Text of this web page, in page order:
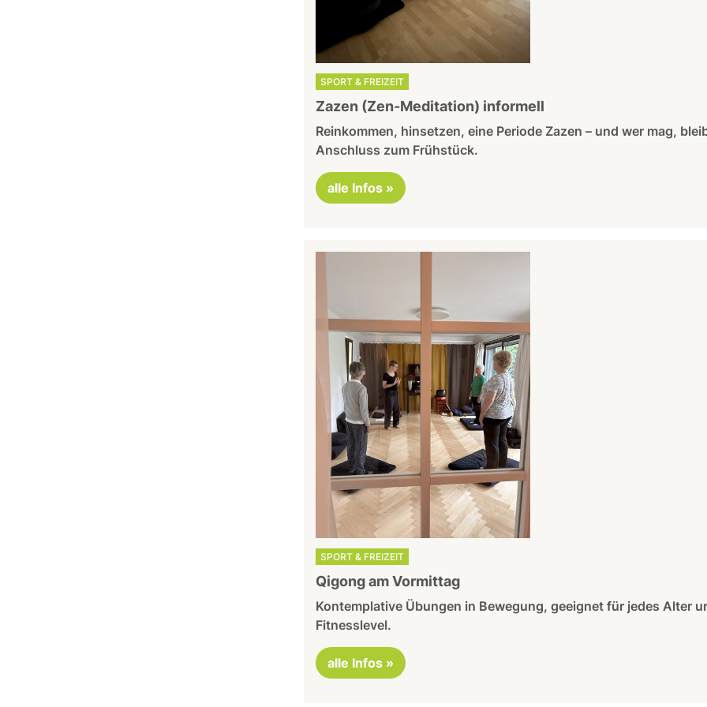
SPORT & FREIZEIT
Zazen (Zen-Meditation) informell
Reinkommen, hinsetzen, eine Periode Zazen – und wer mag,
Anschluss zum Frühstück.
alle Infos »
SPORT & FREIZEIT
Qigong am Vormittag
Kontemplative Übungen in Bewegung, geeignet für jedes Alter
Fitnesslevel.
alle Infos »